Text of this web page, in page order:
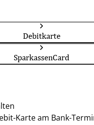
Debitkarte
SparkassenCard
Karte am Bank-